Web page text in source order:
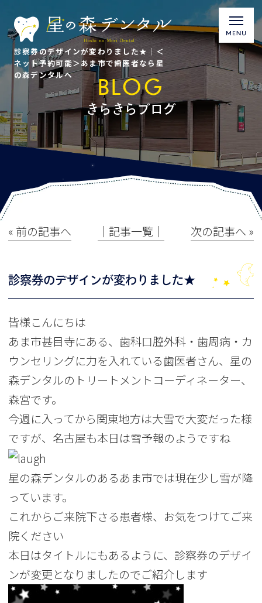
診察券のデザインが変わりました★｜＜
ネット予約可能＞あま市で歯医者なら星
の森デンタルへ
BLOG
きらきらブログ
« 前の記事へ │記事一覧│ 次の記事へ »
診察券のデザインが変わりました★
皆様こんにちは
あま市甚目寺にある、歯科口腔外科・歯周病・カ
ウンセリングに力を入れている歯医者さん、星の
森デンタルのトリートメントコーディネーター、
森宮です。
今週に入ってから関東地方は大雪で大変だった様
ですが、名古屋も本日は雪予報のようですね
星の森デンタルのあるあま市では現在少し雪が降
っています。
これからご来院下さる患者様、お気をつけてご来
院ください
本日はタイトルにもあるように、診察券のデザイ
ンが変更となりましたのでご紹介します